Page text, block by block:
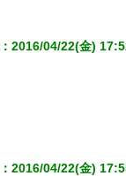
：2016/04/22(金)
：2016/04/22(金)